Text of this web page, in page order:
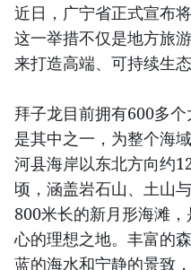
近日，广宁省正式宣布
这一举措不仅是地方旅
来打造高端、可持续生
拜子龙目前拥有600多
是其中之一，为整个海
河县海岸以东北方向约
顷，涵盖岩石山、土山
800米长的新月形海滩
心的理想之地。丰富的
蓝的海水和宁静的景致